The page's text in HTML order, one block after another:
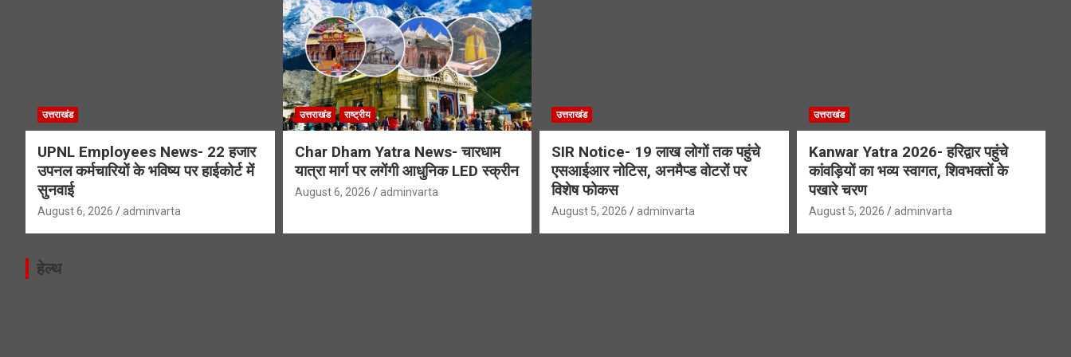
उत्तराखंड
UPNL Employees News- 22 हजार
उपनल कर्मचारियों के भविष्य पर हाईकोर्ट में
सुनवाई
August 6, 2026 adminvarta
उत्तराखंड राष्ट्रीय
Char Dham Yatra News- चारधाम
यात्रा मार्ग पर लगेंगी आधुनिक LED स्क्रीन
August 6, 2026 adminvarta
उत्तराखंड
SIR Notice- 19 लाख लोगों तक पहुंचे
एसआईआर नोटिस, अनमैप्ड वोटरों पर
विशेष फोकस
August 5, 2026 adminvarta
उत्तराखंड
Kanwar Yatra 2026- हरिद्वार पहुंचे
कांवड़ियों का भव्य स्वागत, शिवभक्तों के
पखारे चरण
August 5, 2026 adminvarta
हेल्थ